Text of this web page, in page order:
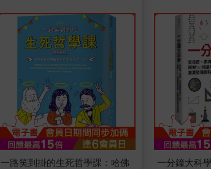
一路笑到掛的生死哲學課：哈佛
一分鐘大科